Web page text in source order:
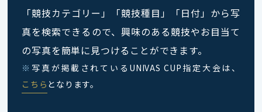
「競技カテゴリー」「競技種目」「日付」から写
真を検索できるので、興味のある競技やお目当て
の写真を簡単に見つけることができます。
※ 写真が掲載されているUNIVAS CUP指定大会は、
こちら となります。